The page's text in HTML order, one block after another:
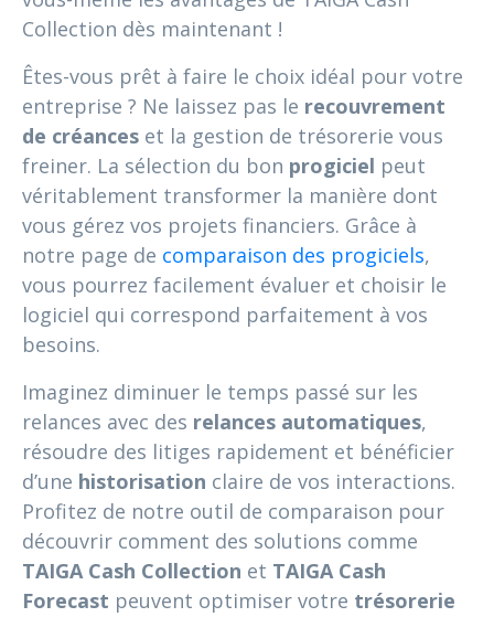
Collection dès maintenant !
Êtes-vous prêt à faire le choix idéal pour votre
entreprise ? Ne laissez pas le recouvrement
de créances et la gestion de trésorerie vous
freiner. La sélection du bon progiciel peut
véritablement transformer la manière dont
vous gérez vos projets financiers. Grâce à
notre page de comparaison des progiciels,
vous pourrez facilement évaluer et choisir le
logiciel qui correspond parfaitement à vos
besoins.
Imaginez diminuer le temps passé sur les
relances avec des relances automatiques,
résoudre des litiges rapidement et bénéficier
d’une historisation claire de vos interactions.
Profitez de notre outil de comparaison pour
découvrir comment des solutions comme
TAIGA Cash Collection et TAIGA Cash
Forecast peuvent optimiser votre trésorerie